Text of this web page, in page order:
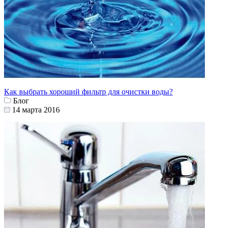
Как выбрать хороший фильтр для очистки воды?
Блог
14 марта 2016